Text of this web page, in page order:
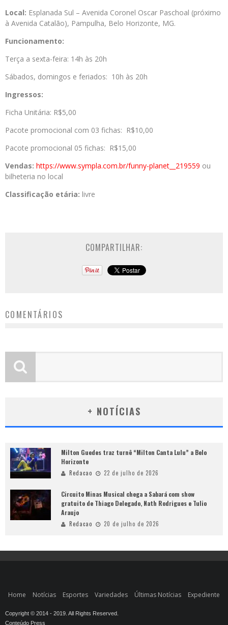
Local: Esplanada Sul – Avenida Coronel Oscar Paschoal (próximo
à Avenida Catalão), Pampulha, Belo Horizonte, MG.
Funcionamento:
Terça a sexta-feira: 14h às 20h
Sábados, domingos e feriados: 10h às 20h
Ingressos:
Ficha Unitária: R$5,00
Pacote promocional com 03 fichas: R$10,00
Pacote promocional 05 fichas: R$15,00
Vendas: https://www.sympla.com.br/funny-planet__219559 ou
bilheteria no local
Classificação etária: livre
COMPARTILHAR:
COMENTÁRIOS
+ NOTÍCIAS
Milton Guedes traz turnê “Milton Canta Lulu” a Belo
Horizonte
Redacao 22 de julho de 2026
Circuito Minas Musical chega a Sabará com show
gratuito de Thiago Delegado, Nath Rodrigues e Tulio
Araujo
Redacao 20 de julho de 2026
Home Notícias Esportes Variedades Últimas Notícias Expediente
Copyright © 2014 - 2019. All Rights Reserved.
Conteúdo Press